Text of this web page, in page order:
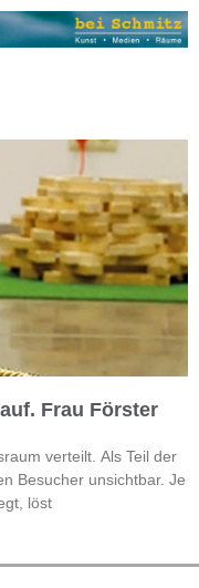
Frau Förster
verteilt. Als Teil der
Besucher unsichtbar. Je
löst